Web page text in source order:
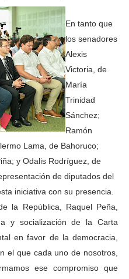
En tanto que
los senadores
Alexis
Victoria, de
María
Trinidad
Sánchez;
Ramón
Lama, de Bahoruco;
y Odalis Rodríguez, de
de diputados del
iniciativa con su presencia.
la República, Raquel Peña,
y socialización de la Carta
en favor de la democracia,
el que cada uno de nosotros,
ese compromiso que